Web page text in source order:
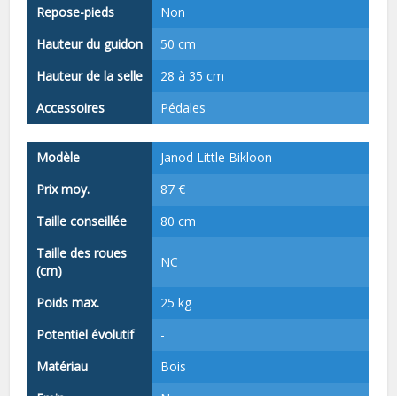
Repose-pieds
Non
Hauteur du guidon
50 cm
Hauteur de la selle
28 à 35 cm
Accessoires
Pédales
Modèle
Janod Little Bikloon
Prix moy.
87 €
Taille conseillée
80 cm
Taille des roues
(cm)
NC
Poids max.
25 kg
Potentiel évolutif
-
Matériau
Bois